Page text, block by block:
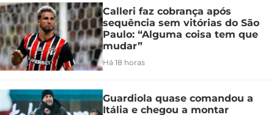
Calleri faz cobrança após
sequência sem vitórias do São
Paulo: “Alguma coisa tem que
mudar”
Há 18 horas
Guardiola quase comandou a
Itália e chegou a montar